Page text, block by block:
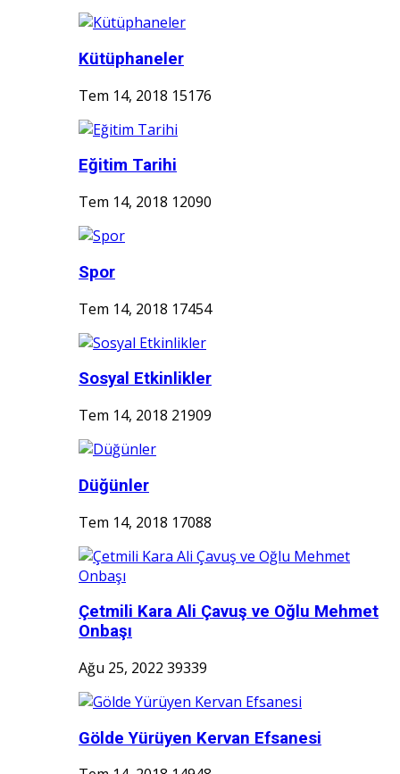
Kütüphaneler
Tem 14, 2018 15176
Eğitim Tarihi
Tem 14, 2018 12090
Spor
Tem 14, 2018 17454
Sosyal Etkinlikler
Tem 14, 2018 21909
Düğünler
Tem 14, 2018 17088
Çetmili Kara Ali Çavuş ve Oğlu Mehmet
Onbaşı
Ağu 25, 2022 39339
Gölde Yürüyen Kervan Efsanesi